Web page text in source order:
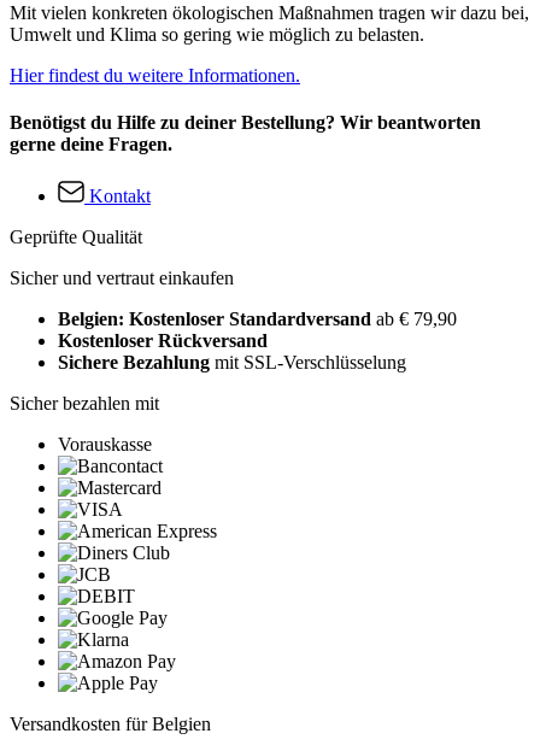
Mit vielen konkreten ökologischen Maßnahmen tragen wir dazu bei,
Umwelt und Klima so gering wie möglich zu belasten.
Hier findest du weitere Informationen.
Benötigst du Hilfe zu deiner Bestellung? Wir beantworten
gerne deine Fragen.
Kontakt
Geprüfte Qualität
Sicher und vertraut einkaufen
Belgien: Kostenloser Standardversand ab € 79,90
Kostenloser Rückversand
Sichere Bezahlung mit SSL-Verschlüsselung
Sicher bezahlen mit
Vorauskasse
Versandkosten für Belgien